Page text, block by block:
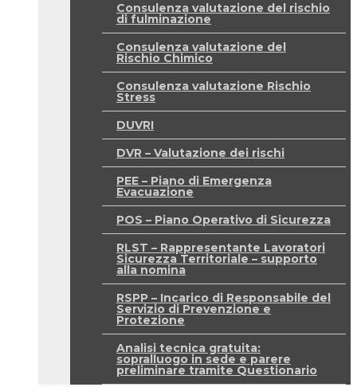
Consulenza valutazione del rischio
di fulminazione
Consulenza valutazione del
Rischio Chimico
Consulenza valutazione Rischio
Stress
DUVRI
DVR – Valutazione dei rischi
PEE – Piano di Emergenza
Evacuazione
POS – Piano Operativo di Sicurezza
RLST – Rappresentante Lavoratori
Sicurezza Territoriale – supporto
alla nomina
RSPP – Incarico di Responsabile del
Servizio di Prevenzione e
Protezione
Analisi tecnica gratuita:
sopralluogo in sede e parere
preliminare tramite Questionario